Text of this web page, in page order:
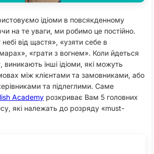
ідіоми в повсякденному
на те уваги, ми робимо це постійно.
від щастя», «узяти себе в
«грати з вогнем». Коли йдеться
виникають інші ідіоми, які можуть
між клієнтами та замовниками, або
та підлеглими. Саме
Academy розкриває Вам 5 головних
які належать до розряду «must-